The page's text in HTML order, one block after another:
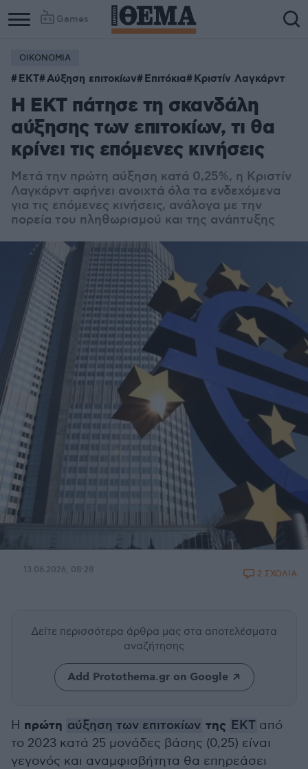
Games
ΟΙΚΟΝΟΜΙΑ
ΕΚΤ Αύξηση επιτοκίων Επιτόκια Κριστίν Λαγκάρντ
Η ΕΚΤ πάτησε τη σκανδάλη
αύξησης των επιτοκίων, τι θα
κρίνει τις επόμενες κινήσεις
Μετά την πρώτη αύξηση κατά 0,25%, η Κριστίν
Λαγκάρντ αφήνει ανοιχτά όλα τα ενδεχόμενα
για τις επόμενες κινήσεις, ανάλογα με την
πορεία του πληθωρισμού και της ανάπτυξης
13.06.2026, 08:28 2 ΣΧΟΛΙΑ
Δείτε περισσότερα άρθρα μας στα αποτελέσματα
αναζήτησης
Add Protothema.gr on Google
Η πρώτη αύξηση των επιτοκίων της ΕΚΤ από
το 2023 κατά 25 μονάδες βάσης (0,25) είναι
γεγονός και αναμφισβήτητα θα επηρεάσει